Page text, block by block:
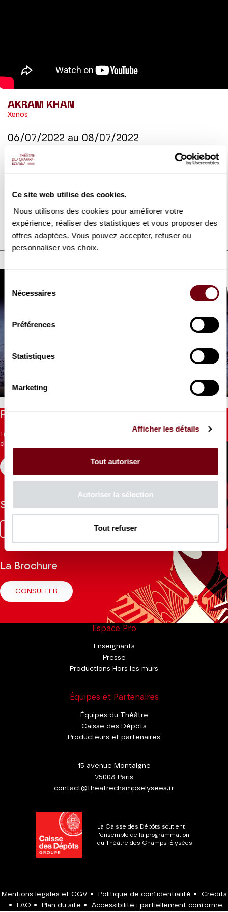
Ce site web utilise des cookies.
Nous utilisons des cookies pour améliorer votre
expérience, réaliser des statistiques et vous proposer des
offres adaptées. Vous pouvez accepter, refuser ou
personnaliser vos choix.
consentement
Nécessaires
Préférences
Statistiques
Marketing
Afficher les détails
Tout autoriser
Autoriser la sélection
Tout refuser
AKRAM KHAN
Xenos
06/07/2022 au 08/07/2022
À l’occasion de la venue d'Akram Khan au Théâtre des
autour de XENOS.
DÉTAILS
EXTRAIT
Restez informés
Inscrivez-vous à la newsletter pour recevoir les informations
du Théâtre.
Suivez-nous
YoutubeLinkedin
La Brochure
CONSULTER
Espace Pro
Enseignants
Presse
Productions Hors les murs
Équipes et Partenaires
Équipes du Théâtre
Caisse des Dépôts
Producteurs et partenaires
15 avenue Montaigne
75008 Paris
contact@theatrechampselysees.fr
La Caisse des Dépôts soutient
l'ensemble de la programmation
du Théâtre des Champs-Élysées
Mentions légales et CGV • Politique de confidentialité •
Crédits
•
FAQ • Plan du site • Accessibilité : partiellement conforme